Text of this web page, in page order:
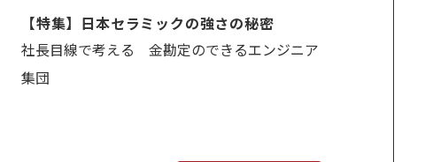
【特集】日本セラミックの強さの秘密
社長目線で考える 金勘定のできるエンジニア
集団